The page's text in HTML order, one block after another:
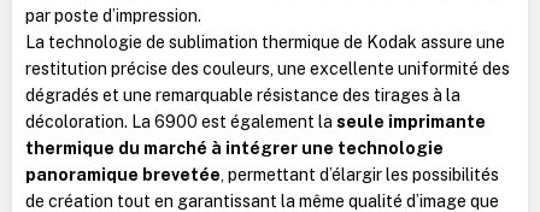
par poste d’impression.
La technologie de sublimation thermique de Kodak assure une
restitution précise des couleurs, une excellente uniformité des
dégradés et une remarquable résistance des tirages à la
décoloration. La 6900 est également la seule imprimante
thermique du marché à intégrer une technologie
panoramique brevetée, permettant d’élargir les possibilités
de création tout en garantissant la même qualité d’image que